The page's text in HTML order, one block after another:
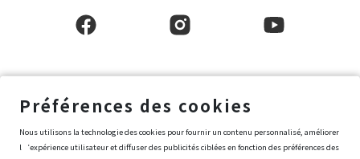
Conditions générales d'utilisation
Français
Préférences des cookies
Nous utilisons la technologie des cookies pour fournir un contenu personnalisé, améliorer
l‘expérience utilisateur et diffuser des publicités ciblées en fonction des préférences des